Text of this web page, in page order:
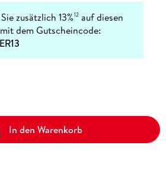
zusätzlich 13%12 auf diesen
dem Gutscheincode:
In den Warenkorb